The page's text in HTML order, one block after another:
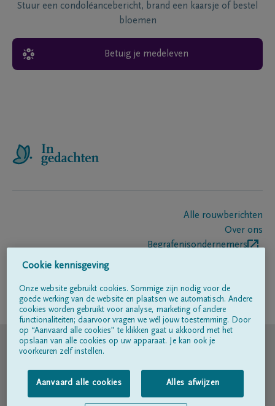
Stuur een condoléancebericht, brand een kaarsje of bestel
bloemen
Betuig je medeleven
Alle rouwberichten
Over ons
Begrafenisondernemers
Volg ons op
© DELA
Gebruiksvoorwaarden
Privacyverklaring
Cookie kennisgeving
Onze website gebruikt cookies. Sommige zijn nodig voor de
goede werking van de website en plaatsen we automatisch. Andere
cookies worden gebruikt voor analyse, marketing of andere
functionaliteiten; daarvoor vragen we wél jouw toestemming. Door
op “Aanvaard alle cookies” te klikken gaat u akkoord met het
opslaan van alle cookies op uw apparaat. Je kan ook je
voorkeuren zelf instellen.
Aanvaard alle cookies Alles afwijzen